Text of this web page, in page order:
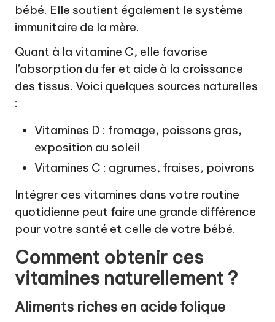
bébé. Elle soutient également le système
immunitaire de la mère.
Quant à la vitamine C, elle favorise
l’absorption du fer et aide à la croissance
des tissus. Voici quelques sources naturelles
:
Vitamines D : fromage, poissons gras,
exposition au soleil
Vitamines C : agrumes, fraises, poivrons
Intégrer ces vitamines dans votre routine
quotidienne peut faire une grande différence
pour votre santé et celle de votre bébé.
Comment obtenir ces
vitamines naturellement ?
Aliments riches en acide folique